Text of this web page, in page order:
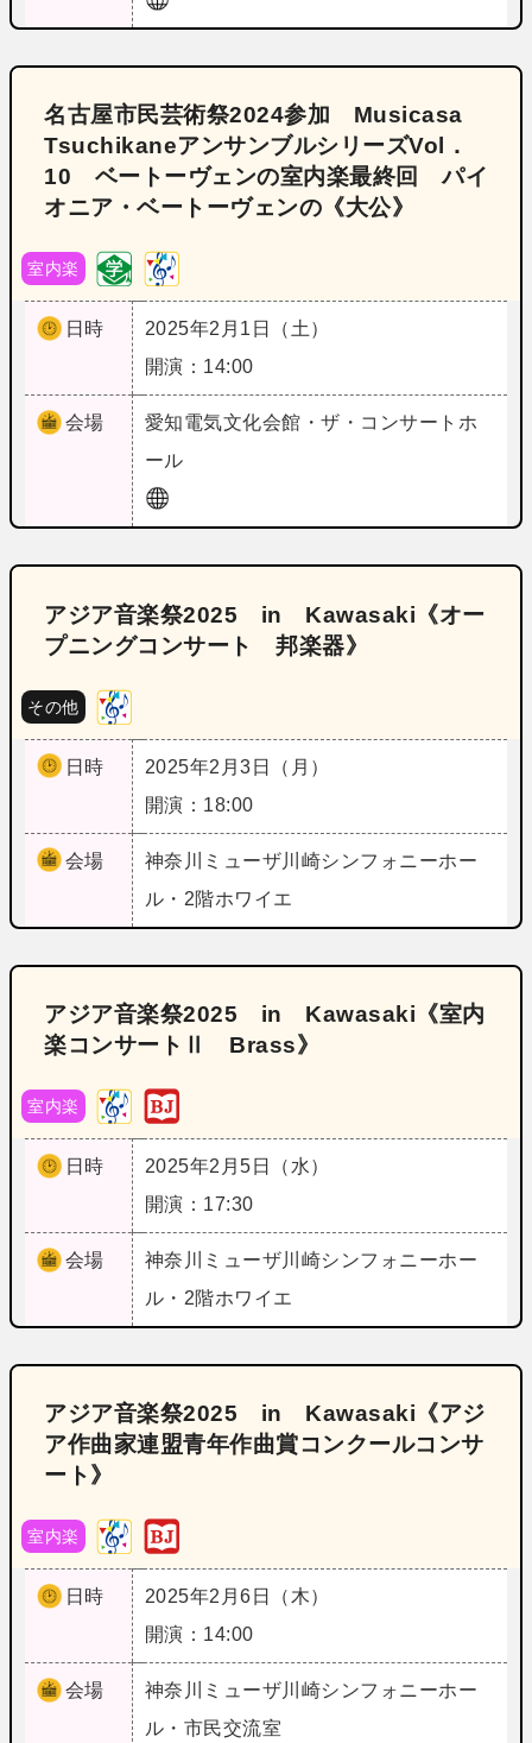
名古屋市民芸術祭2024参加 Musicasa
TsuchikaneアンサンブルシリーズVol．
10 ベートーヴェンの室内楽最終回 パイ
オニア・ベートーヴェンの《大公》
室内楽
日時
2025年2月1日（土）
開演：14:00
会場 愛知電気文化会館・ザ・コンサートホ
ール
アジア音楽祭2025 in Kawasaki《オー
プニングコンサート 邦楽器》
その他
日時
2025年2月3日（月）
開演：18:00
会場 神奈川
ミューザ川崎シンフォニーホー
ル・2階ホワイエ
アジア音楽祭2025 in Kawasaki《室内
楽コンサートⅡ Brass》
室内楽
日時
2025年2月5日（水）
開演：17:30
会場 神奈川
ミューザ川崎シンフォニーホー
ル・2階ホワイエ
アジア音楽祭2025 in Kawasaki《アジ
ア作曲家連盟青年作曲賞コンクールコンサ
ート》
室内楽
日時
2025年2月6日（木）
開演：14:00
会場 神奈川 ミューザ川崎シンフォニーホー
ル・市民交流室